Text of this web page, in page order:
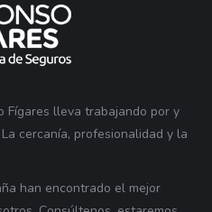
Fígares lleva trabajando por y
cercanía, profesionalidad y la
han encontrado el mejor